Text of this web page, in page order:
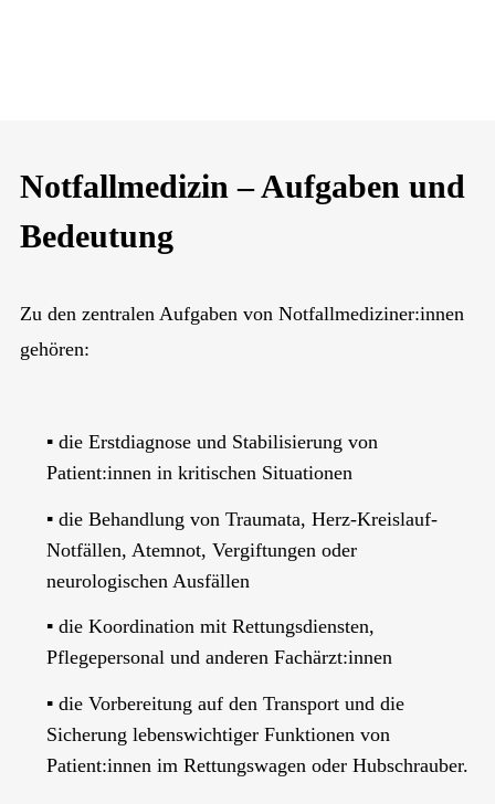
Notfallmedizin – Aufgaben und
Bedeutung
Zu den zentralen Aufgaben von Notfallmediziner:innen
gehören:
▪️ die Erstdiagnose und Stabilisierung von
Patient:innen in kritischen Situationen
▪️ die Behandlung von Traumata, Herz-Kreislauf-
Notfällen, Atemnot, Vergiftungen oder
neurologischen Ausfällen
▪️ die Koordination mit Rettungsdiensten,
Pflegepersonal und anderen Fachärzt:innen
▪️ die Vorbereitung auf den Transport und die
Sicherung lebenswichtiger Funktionen von
Patient:innen im Rettungswagen oder Hubschrauber.